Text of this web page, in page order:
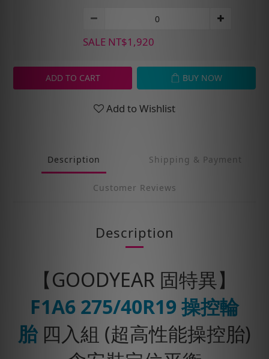
SALE NT$1,920
ADD TO CART BUY NOW
Add to Wishlist
Description Shipping & Payment
Customer Reviews
Description
【GOODYEAR 固特異】
F1A6 275/40R19 操控輪
胎 四入組 (超高性能操控胎)